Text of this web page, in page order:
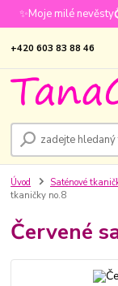
✨Moje milé
+420 603 83 88 46
Úvod Saténové
tkaničky no.8
Červené